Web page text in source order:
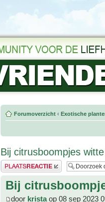
Forumoverzicht ‹ Exotische
Bij citrusboompjes
Plaats een reactie
Bij
door kristaop 08 sep 2023